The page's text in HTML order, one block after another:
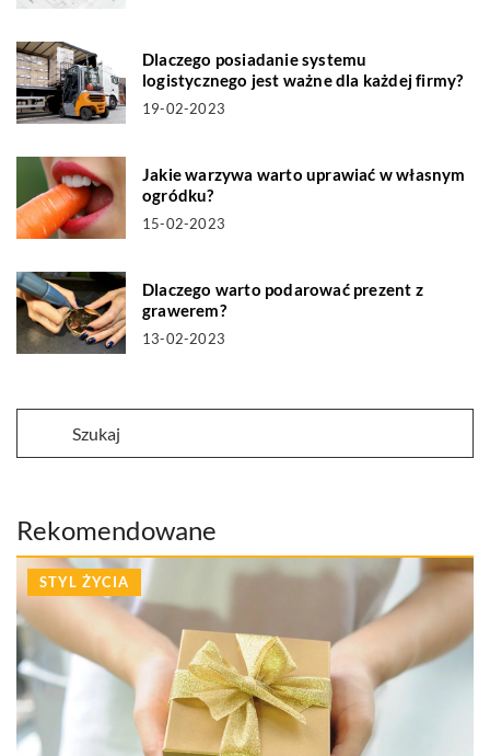
Dlaczego posiadanie systemu
logistycznego jest ważne dla każdej firmy?
19-02-2023
Jakie warzywa warto uprawiać w własnym
ogródku?
15-02-2023
Dlaczego warto podarować prezent z
grawerem?
13-02-2023
Rekomendowane
STYL ŻYCIA